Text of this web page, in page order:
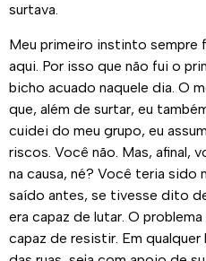
surtava.
Meu primeiro instinto sempre
aqui. Por isso que não fui o
bicho acuado naquele dia. O
que, além de surtar, eu
cuidei do meu grupo, eu
riscos. Você não. Mas, afinal,
na causa, né? Você teria sido
saído antes, se tivesse dito
era capaz de lutar. O
capaz de resistir. Em